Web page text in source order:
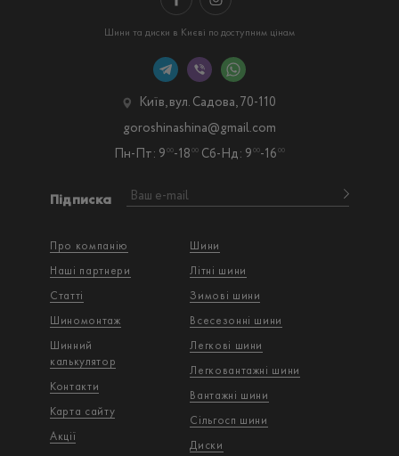
Шини та диски в Києві по доступним цінам
Про компанію
Наші партнери
Статті
Шиномонтаж
Шинний
калькулятор
Контакти
Карта сайту
Акції
Шини
Літні шини
Зимові шини
Всесезонні шини
Легкові шини
Легковантажнi шини
Вантажнi шини
Сільгосп шини
Диски
Підписка
Київ, вул. Садова, 70-110
Пн-Пт: 9 00-18 00 Сб-Нд: 9 00-16 00
goroshinashina@gmail.com